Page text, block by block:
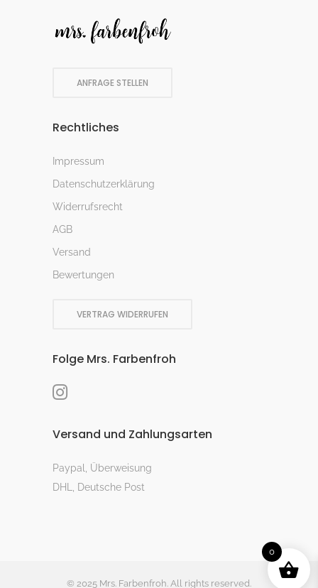
ANFRAGE STELLEN
Rechtliches
Impressum
Datenschutzerklärung
Widerrufsrecht
AGB
Versand
Bewertungen
VERTRAG WIDERRUFEN
Folge Mrs. Farbenfroh
Versand und Zahlungsarten
Paypal, Überweisung
DHL, Deutsche Post
© 2025 Mrs. Farbenfroh. All rights reserved.
0